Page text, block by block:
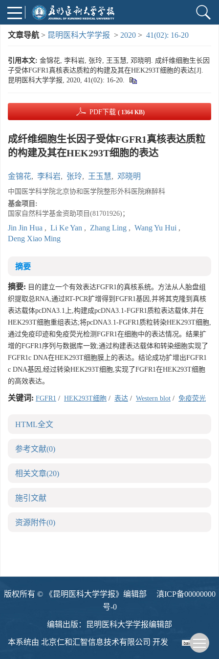
文章导航 > 昆明医科大学学报 > 2020 > 41(02): 16-20
引用本文: 金锦花, 李科岩, 张玲, 王玉慧, 邓晓明. 成纤维细胞生长因
子受体FGFR1真核表达质粒的构建及其在HEK293T细胞的表达[J].
昆明医科大学学报, 2020, 41(02): 16-20.
PDF下载 ( 1364 KB)
成纤维细胞生长因子受体FGFR1真核表达质粒
的构建及其在HEK293T细胞的表达
金锦花, 李科岩, 张玲, 王玉慧, 邓晓明
中国医学科学院北京协和医学院整形外科医院麻醉科
基金项目:
国家自然科学基金资助项目(81701926)；
Jin Jin Hua , Li Ke Yan , Zhang Ling , Wang Yu Hui ,
Deng Xiao Ming
摘要
摘要: 目的建立一个有效表达FGFR1的真核系统。方法从人胎盘组
织提取总RNA,通过RT-PCR扩增得到FGFR1基因,并将其克隆到真核
表达载体pcDNA3.1上,构建成pcDNA3.1-FGFR1质粒表达载体,并在
HEK293T细胞重组表达;将pcDNA3.1-FGFR1质粒转染HEK293T细胞,
通过免疫印迹和免疫荧光检测FGFR1在细胞中的表达情况。结果扩
增的FGFR1序列与数据库一致;通过构建表达载体和转染细胞实现了
FGFR1c DNA在HEK293T细胞膜上的表达。结论成功扩增出FGFR1
c DNA基因,经过转染HEK293T细胞,实现了FGFR1在HEK293T细胞
的高效表达。
关键词: FGFR1 / HEK293T细胞 / 表达 / Western blot / 免疫荧光
HTML全文
参考文献(0)
相关文章(20)
施引文献
资源附件(0)
版权所有 © 《昆明医科大学学报》编辑部 滇ICP备00000000
号-0
编辑出版：昆明医科大学学报编辑部
本系统由 北京仁和汇智信息技术有限公司 开发